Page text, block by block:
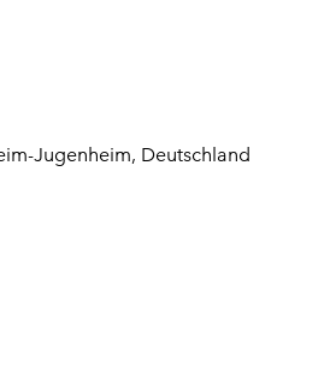
Jugenheim, Deutschland